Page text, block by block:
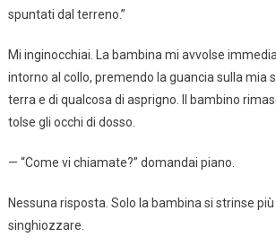
spuntati dal terreno.”
Mi inginocchiai. La bambina mi avvolse
intorno al collo, premendo la guancia sulla mia
terra e di qualcosa di asprigno. Il bambino
tolse gli occhi di dosso.
— “Come vi chiamate?” domandai piano.
Nessuna risposta. Solo la bambina si strinse
singhiozzare.